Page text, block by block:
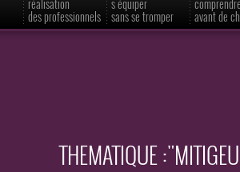
réalisation
des professionnels
s'équiper
sans se tromper
comprendre
avant de
THEMATIQUE